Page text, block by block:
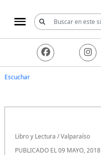
Escuchar
Libro y Lectura /Valparaíso
PUBLICADO EL 09 MAYO, 2018